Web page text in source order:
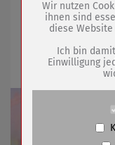
2028 gefallen
Name
Anbieter
Wir nutzen
ihnen sind
diese
Ich bin
Einwilligung